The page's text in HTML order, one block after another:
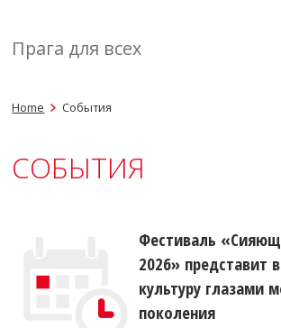
Прага для всех
Home События
СОБЫТИЯ
Фестиваль
2026» представит
культуру глазами
поколения